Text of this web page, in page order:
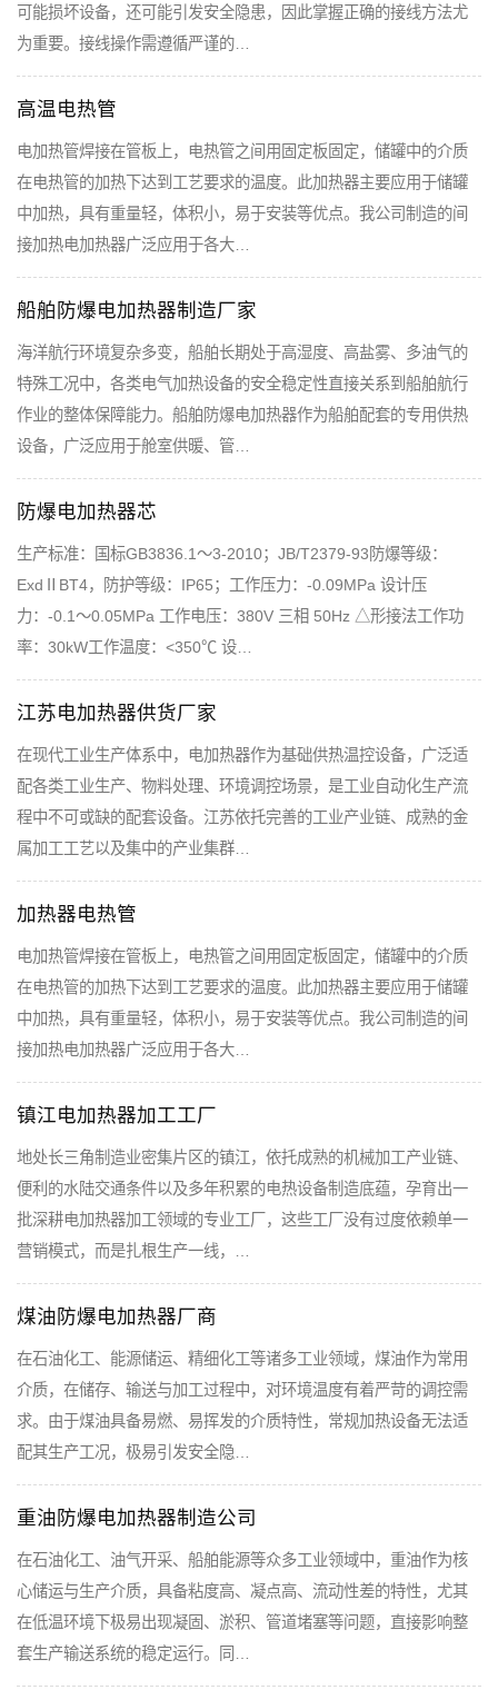
可能损坏设备，还可能引发安全隐患，因此掌握正确的接线方法尤
为重要。接线操作需遵循严谨的…
高温电热管
电加热管焊接在管板上，电热管之间用固定板固定，储罐中的介质
在电热管的加热下达到工艺要求的温度。此加热器主要应用于储罐
中加热，具有重量轻，体积小，易于安装等优点。我公司制造的间
接加热电加热器广泛应用于各大…
船舶防爆电加热器制造厂家
海洋航行环境复杂多变，船舶长期处于高湿度、高盐雾、多油气的
特殊工况中，各类电气加热设备的安全稳定性直接关系到船舶航行
作业的整体保障能力。船舶防爆电加热器作为船舶配套的专用供热
设备，广泛应用于舱室供暖、管…
防爆电加热器芯
生产标准：国标GB3836.1～3-2010；JB/T2379-93防爆等级：
ExdⅡBT4，防护等级：IP65；工作压力：-0.09MPa 设计压
力：-0.1～0.05MPa 工作电压：380V 三相 50Hz △形接法工作功
率：30kW工作温度：<350℃ 设…
江苏电加热器供货厂家
在现代工业生产体系中，电加热器作为基础供热温控设备，广泛适
配各类工业生产、物料处理、环境调控场景，是工业自动化生产流
程中不可或缺的配套设备。江苏依托完善的工业产业链、成熟的金
属加工工艺以及集中的产业集群…
加热器电热管
电加热管焊接在管板上，电热管之间用固定板固定，储罐中的介质
在电热管的加热下达到工艺要求的温度。此加热器主要应用于储罐
中加热，具有重量轻，体积小，易于安装等优点。我公司制造的间
接加热电加热器广泛应用于各大…
镇江电加热器加工工厂
地处长三角制造业密集片区的镇江，依托成熟的机械加工产业链、
便利的水陆交通条件以及多年积累的电热设备制造底蕴，孕育出一
批深耕电加热器加工领域的专业工厂，这些工厂没有过度依赖单一
营销模式，而是扎根生产一线，…
煤油防爆电加热器厂商
在石油化工、能源储运、精细化工等诸多工业领域，煤油作为常用
介质，在储存、输送与加工过程中，对环境温度有着严苛的调控需
求。由于煤油具备易燃、易挥发的介质特性，常规加热设备无法适
配其生产工况，极易引发安全隐…
重油防爆电加热器制造公司
在石油化工、油气开采、船舶能源等众多工业领域中，重油作为核
心储运与生产介质，具备粘度高、凝点高、流动性差的特性，尤其
在低温环境下极易出现凝固、淤积、管道堵塞等问题，直接影响整
套生产输送系统的稳定运行。同…